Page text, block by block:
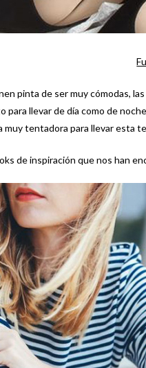
pinta de ser muy cómodas,
llevar de día como de
tentadora para llevar esta
de inspiración que nos han